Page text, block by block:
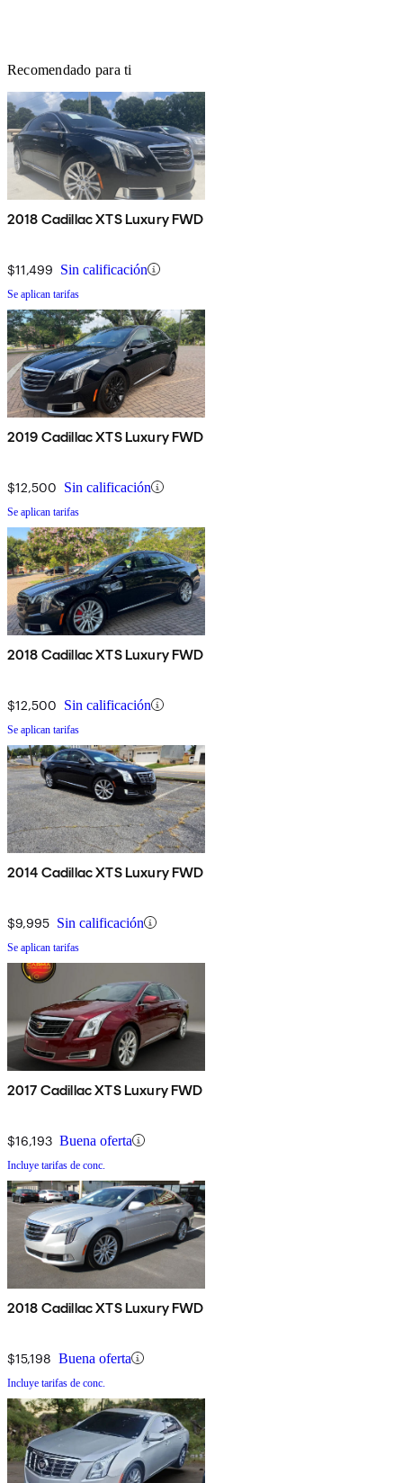
Recomendado para ti
2018 Cadillac XTS Luxury FWD
$11,499 Sin calificación
Se aplican tarifas
2019 Cadillac XTS Luxury FWD
$12,500 Sin calificación
Se aplican tarifas
2018 Cadillac XTS Luxury FWD
$12,500 Sin calificación
Se aplican tarifas
2014 Cadillac XTS Luxury FWD
$9,995 Sin calificación
Se aplican tarifas
2017 Cadillac XTS Luxury FWD
$16,193 Buena oferta
Incluye tarifas de conc.
2018 Cadillac XTS Luxury FWD
$15,198 Buena oferta
Incluye tarifas de conc.